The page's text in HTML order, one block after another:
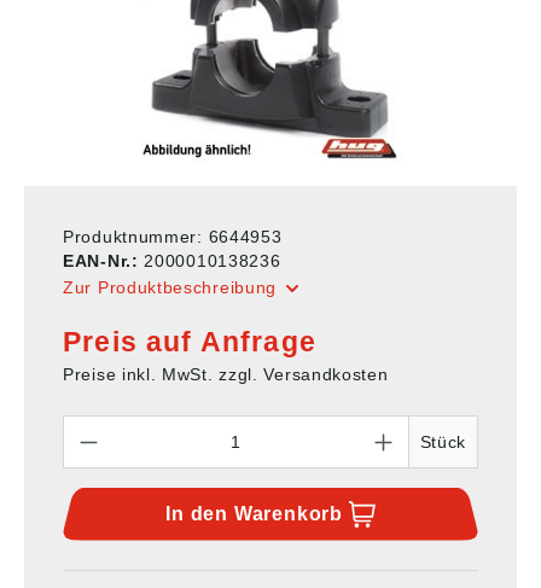
Produktnummer: 6644953
EAN-Nr.: 2000010138236
Zur Produktbeschreibung
Preis auf Anfrage
Preise inkl. MwSt. zzgl. Versandkosten
Stück
In den Warenkorb